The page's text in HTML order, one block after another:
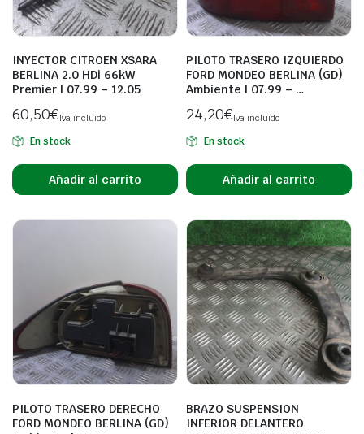
INYECTOR CITROEN XSARA
BERLINA 2.0 HDi 66kW
Premier | 07.99 – 12.05
60,50€Iva incluido
En stock
Añadir al carrito
PILOTO TRASERO IZQUIERDO
FORD MONDEO BERLINA (GD)
Ambiente | 07.99 – …
24,20€Iva incluido
En stock
Añadir al carrito
PILOTO TRASERO DERECHO
FORD MONDEO BERLINA (GD)
BRAZO SUSPENSION
INFERIOR DELANTERO